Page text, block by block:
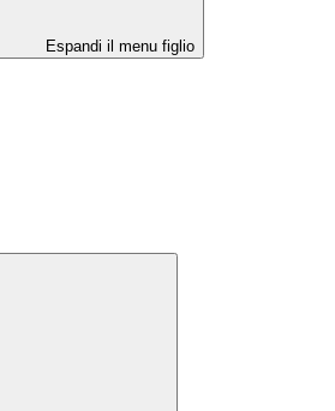
Espandi il menu figlio